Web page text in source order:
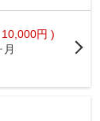
円 )
月